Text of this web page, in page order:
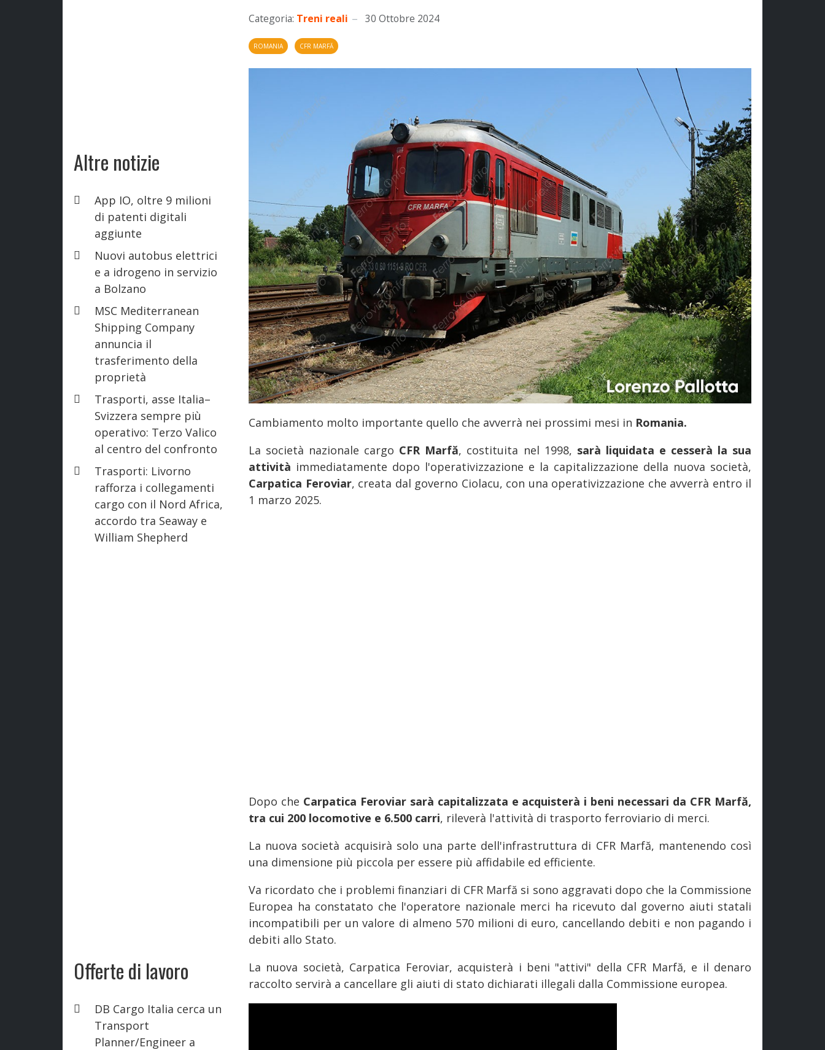
Altre notizie
App IO, oltre 9 milioni
di patenti digitali
aggiunte
Nuovi autobus elettrici
e a idrogeno in servizio
a Bolzano
MSC Mediterranean
Shipping Company
annuncia il
trasferimento della
proprietà
Trasporti, asse Italia–
Svizzera sempre più
operativo: Terzo Valico
al centro del confronto
Trasporti: Livorno
rafforza i collegamenti
cargo con il Nord Africa,
accordo tra Seaway e
William Shepherd
Offerte di lavoro
DB Cargo Italia cerca un
Transport
Planner/Engineer a
Categoria: Treni reali 30 Ottobre 2024
ROMANIA CFR MARFĂ
Cambiamento molto importante quello che avverrà nei prossimi mesi in Romania.
La società nazionale cargo CFR Marfă, costituita nel 1998, sarà liquidata e cesserà la sua
attività immediatamente dopo l'operativizzazione e la capitalizzazione della nuova società,
Carpatica Feroviar, creata dal governo Ciolacu, con una operativizzazione che avverrà entro il
1 marzo 2025.
Dopo che Carpatica Feroviar sarà capitalizzata e acquisterà i beni necessari da CFR Marfă,
tra cui 200 locomotive e 6.500 carri, rileverà l'attività di trasporto ferroviario di merci.
La nuova società acquisirà solo una parte dell'infrastruttura di CFR Marfă, mantenendo così
una dimensione più piccola per essere più affidabile ed efficiente.
Va ricordato che i problemi finanziari di CFR Marfă si sono aggravati dopo che la Commissione
Europea ha constatato che l'operatore nazionale merci ha ricevuto dal governo aiuti statali
incompatibili per un valore di almeno 570 milioni di euro, cancellando debiti e non pagando i
debiti allo Stato.
La nuova società, Carpatica Feroviar, acquisterà i beni "attivi" della CFR Marfă, e il denaro
raccolto servirà a cancellare gli aiuti di stato dichiarati illegali dalla Commissione europea.